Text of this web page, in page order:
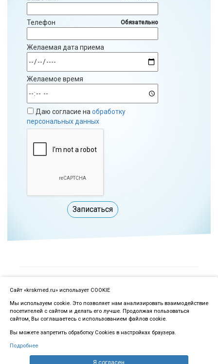
Телефон Обязательно
Желаемая дата приема
Желаемое время
Даю согласие на обработку
персональных данных
Записаться
Сайт «krskmed.ru» использует COOKIE
Мы используем cookie. Это позволяет нам анализировать взаимодействие
посетителей с сайтом и делать его лучше. Продолжая пользоваться
сайтом, Вы соглашаетесь с использованием файлов cookie.
Вы можете запретить обработку Cookies в настройках браузера.
Подробнее
Я согласен
пользователей сайта
© 2015-2026 Все права защищены.
Вся информация, включая цены, представлена для
ознакомления и не является публичной офертой (ст. 435
ГК РФ, ст. 437 ГК РФ)
Создание и продвижение сайта